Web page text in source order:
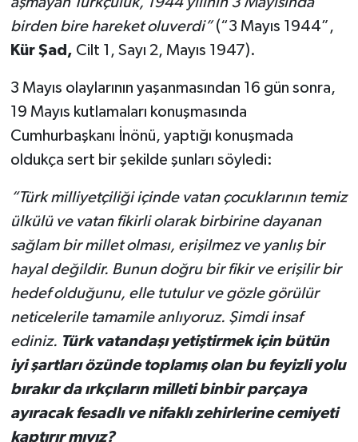
birden bire hareket oluverdi”(“3 Mayıs 1944”,
Kür Şad, Cilt 1, Sayı 2, Mayıs 1947).
3 Mayıs olaylarının yaşanmasından 16 gün sonra,
19 Mayıs kutlamaları konuşmasında
Cumhurbaşkanı İnönü, yaptığı konuşmada
oldukça sert bir şekilde şunları söyledi:
“Türk milliyetçiliği içinde vatan çocuklarının temiz
ülkülü ve vatan fikirli olarak birbirine dayanan
sağlam bir millet olması, erişilmez ve yanlış bir
hayal değildir. Bunun doğru bir fikir ve erişilir bir
hedef olduğunu, elle tutulur ve gözle görülür
neticelerile tamamile anlıyoruz. Şimdi insaf
ediniz. Türk vatandaşı yetiştirmek için bütün
iyi şartları özünde toplamış olan bu feyizli yolu
bırakır da ırkçıların milleti binbir parçaya
ayıracak fesadlı ve nifaklı zehirlerine cemiyeti
kaptırır mıyız?